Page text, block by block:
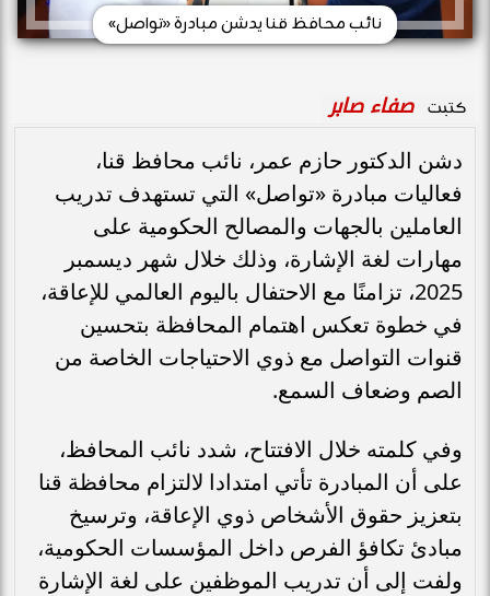
نائب محافظ قنا يدشن مبادرة «تواصل»
كتبت صفاء صابر
دشن الدكتور حازم عمر، نائب محافظ قنا،
فعاليات مبادرة «تواصل» التي تستهدف تدريب
العاملين بالجهات والمصالح الحكومية على
مهارات لغة الإشارة، وذلك خلال شهر ديسمبر
2025، تزامنًا مع الاحتفال باليوم العالمي للإعاقة،
في خطوة تعكس اهتمام المحافظة بتحسين
قنوات التواصل مع ذوي الاحتياجات الخاصة من
الصم وضعاف السمع.
وفي كلمته خلال الافتتاح، شدد نائب المحافظ،
على أن المبادرة تأتي امتدادا لالتزام محافظة قنا
بتعزيز حقوق الأشخاص ذوي الإعاقة، وترسيخ
مبادئ تكافؤ الفرص داخل المؤسسات الحكومية،
ولفت إلى أن تدريب الموظفين على لغة الإشارة